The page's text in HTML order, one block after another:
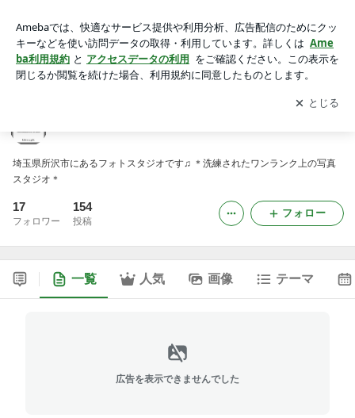
アプリをダウンロードして ブログの更新通知
を受け取りまし
ょう。
開く
埼玉県所沢市にあるフォトスタジオです♫ ＊洗練されたワンランク上の写真
スタジオ＊
17
フォロワー
154
投稿
フォロー
一覧 人気 画像 テーマ
広告を表示できませんでした